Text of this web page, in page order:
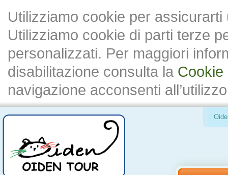
Utilizziamo cookie per
Utilizziamo cookie di parti terze
personalizzati. Per maggiori
disabilitazione consulta la Cookie
navigazione acconsenti